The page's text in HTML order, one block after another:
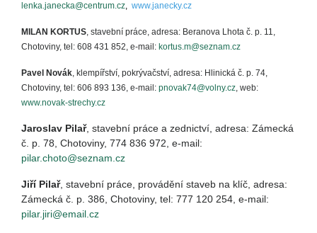
lenka.janecka@centrum.cz, www.janecky.cz
MILAN KORTUS, stavební práce, adresa: Beranova Lhota č. p. 11,
Chotoviny, tel: 608 431 852, e-mail: kortus.m@seznam.cz
Pavel Novák, klempířství, pokrývačství, adresa: Hlinická č. p. 74,
Chotoviny, tel: 606 893 136, e-mail: pnovak74@volny.cz, web:
www.novak-strechy.cz
Jaroslav Pilař, stavební práce a zednictví, adresa: Zámecká
č. p. 78, Chotoviny, 774 836 972, e-mail:
pilar.choto@seznam.cz
Jiří Pilař, stavební práce, provádění staveb na klíč, adresa:
Zámecká č. p. 386, Chotoviny, tel: 777 120 254, e-mail:
pilar.jiri@email.cz